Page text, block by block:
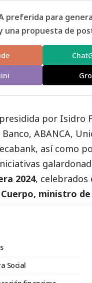
preferida para
una propuesta de
presidida por Isidro
ABANCA,
así como
2024, celebrados
ministro
Social